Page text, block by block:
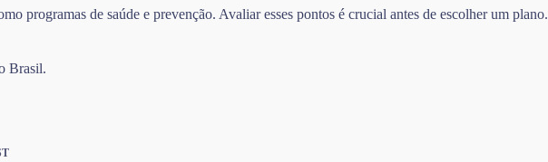
programas de saúde e prevenção. Avaliar esses pontos é crucial antes de escolher um plano.
Brasil.